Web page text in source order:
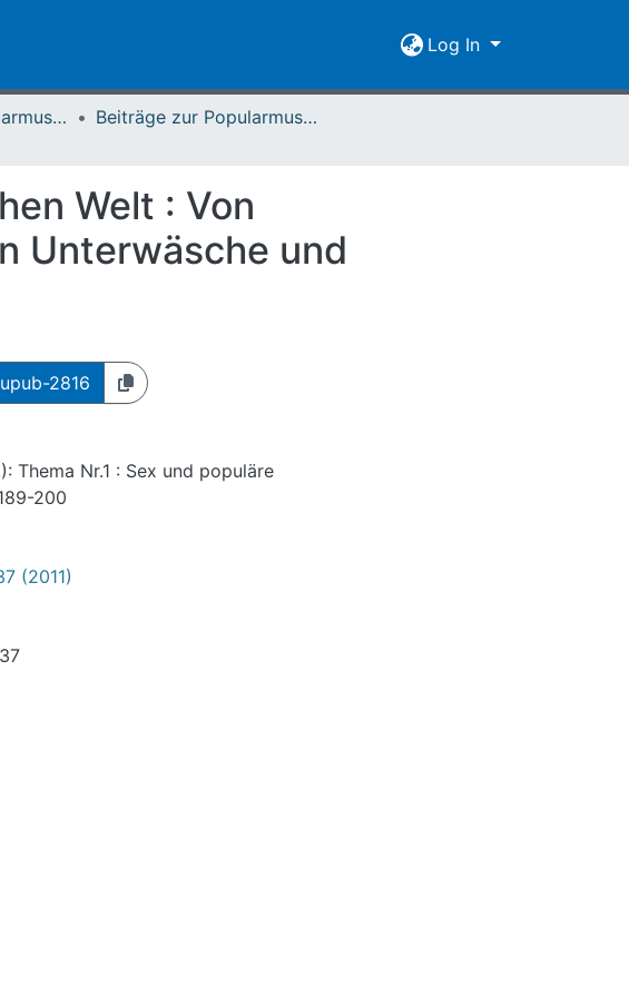
Log In
Beiträge zur Popularmusikforschung
Beiträge zur Popularmusikforschung 37 (2011)
Welt : Von
Unterwäsche und
2816
Thema Nr.1 : Sex und populäre
200
(2011)